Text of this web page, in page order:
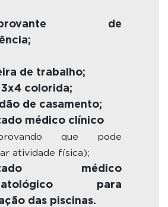
de
de trabalho;
3x4 colorida;
de casamento;
médico clínico
que pode
atividade física);
médico
para
das piscinas.